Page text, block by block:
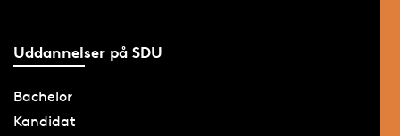
Uddannelser på SDU
Bachelor
Kandidat